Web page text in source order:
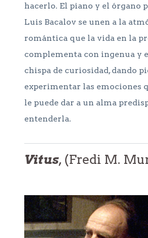
hacerlo. El piano y el órgano
Luis Bacalov se unen a la
romántica que la vida en la
complementa con ingenua y
chispa de curiosidad, dando
experimentar las emociones
le puede dar a un alma
entenderla.
Vitus, (Fredi M.